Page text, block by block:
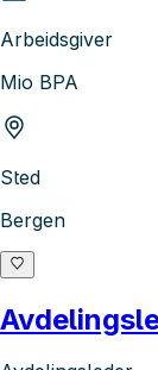
Arbeidsgiver
Mio BPA
Sted
Bergen